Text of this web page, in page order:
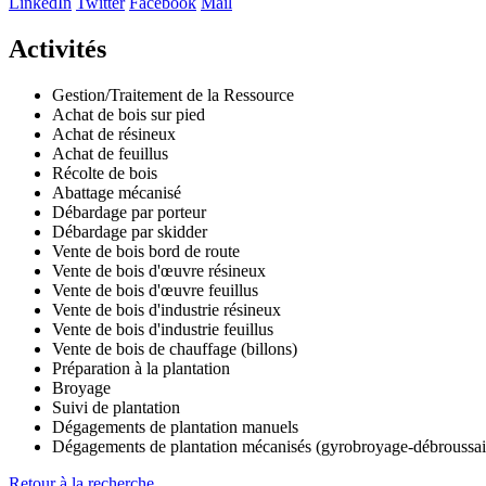
Activités
Gestion/Traitement de la Ressource
Achat de bois sur pied
Achat de résineux
Achat de feuillus
Récolte de bois
Abattage mécanisé
Débardage par porteur
Débardage par skidder
Vente de bois bord de route
Vente de bois d'œuvre résineux
Vente de bois d'œuvre feuillus
Vente de bois d'industrie résineux
Vente de bois d'industrie feuillus
Vente de bois de chauffage (billons)
Préparation à la plantation
Broyage
Suivi de plantation
Dégagements de plantation manuels
Dégagements de plantation mécanisés (gyrobroyage-